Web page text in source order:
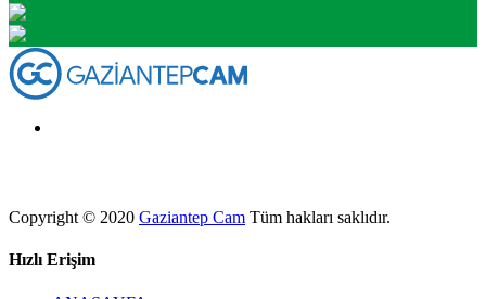
Copyright © 2020 Gaziantep Cam Tüm hakları saklıdır.
Hızlı Erişim